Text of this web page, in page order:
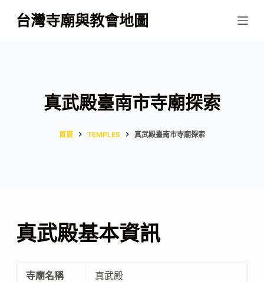
跳
至
台灣寺廟與教會地圖
真武殿臺南市寺廟探索
首頁 TEMPLES 真武殿臺南市寺廟探索
真武殿基本資訊
寺廟名稱 真武殿